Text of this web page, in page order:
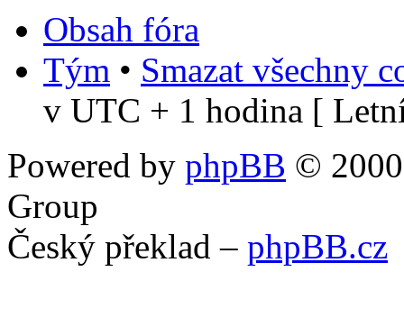
Obsah fóra
Tým • Smazat všechny
v UTC + 1 hodina [
Powered by phpBB ©
Group
Český překlad – phpBB.cz